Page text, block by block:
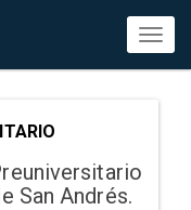
San Andrés.